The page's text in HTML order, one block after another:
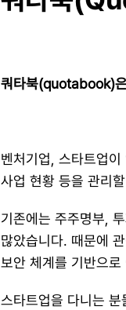
쿼타북(quotabook)
벤처기업, 스타트업
사업 현황 등을 관리
기존에는 주주명부,
많았습니다. 때문에
보안 체계를 기반으
스타트업을 다니는